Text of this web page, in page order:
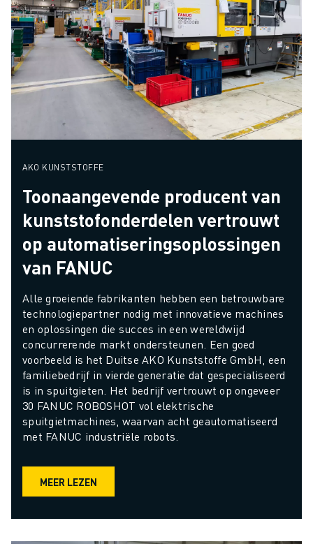
AKO KUNSTSTOFFE
Toonaangevende producent van
kunststofonderdelen vertrouwt
op automatiseringsoplossingen
van FANUC
Alle groeiende fabrikanten hebben een betrouwbare
technologiepartner nodig met innovatieve machines
en oplossingen die succes in een wereldwijd
concurrerende markt ondersteunen. Een goed
voorbeeld is het Duitse AKO Kunststoffe GmbH, een
familiebedrijf in vierde generatie dat gespecialiseerd
is in spuitgieten. Het bedrijf vertrouwt op ongeveer
30 FANUC ROBOSHOT vol elektrische
spuitgietmachines, waarvan acht geautomatiseerd
met FANUC industriële robots.
MEER LEZEN